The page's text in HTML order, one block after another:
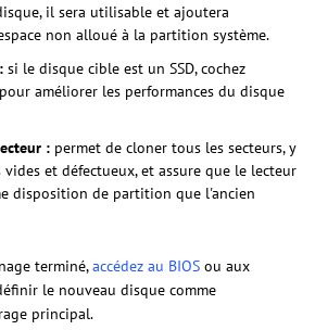
il sera utilisable et ajoutera
non alloué à la partition système.
si le disque cible est un SSD, cochez
pour améliorer les performances du disque
: permet de cloner tous les secteurs, y
vides et défectueux, et assure que le lecteur
disposition de partition que l'ancien
terminé,accédez au BIOS ou aux
le nouveau disque comme
principal.